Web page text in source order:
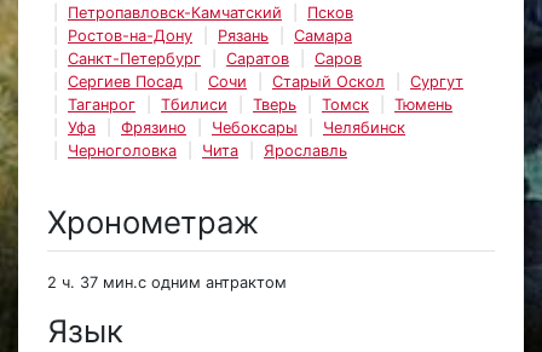
Петропавловск-Камчатский
Псков
Ростов-на-Дону
Рязань
Самара
Санкт-Петербург
Саратов
Саров
Сергиев Посад
Сочи Старый Оскол
Сургут
Таганрог
Тбилиси Тверь Томск
Тюмень
Уфа
Фрязино Чебоксары
Челябинск
Черноголовка
Чита Ярославль
Хронометраж
2 ч. 37 мин.с одним антрактом
Язык